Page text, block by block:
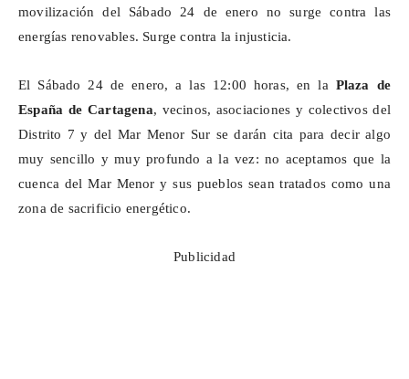
movilización del Sábado 24 de enero no surge contra las
energías renovables. Surge contra la injusticia.
El Sábado 24 de enero, a las 12:00 horas, en la Plaza de
España de Cartagena, vecinos, asociaciones y colectivos del
Distrito 7 y del Mar Menor Sur se darán cita para decir algo
muy sencillo y muy profundo a la vez: no aceptamos que la
cuenca del Mar Menor y sus pueblos sean tratados como una
zona de sacrificio energético.
Publicidad